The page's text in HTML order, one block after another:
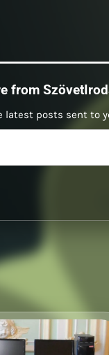
from
latest posts sent to